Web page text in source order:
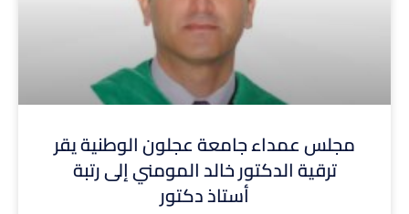
مجلس عمداء جامعة عجلون الوطنية يقر
ترقية الدكتور خالد المومني إلى رتبة
أستاذ دكتور